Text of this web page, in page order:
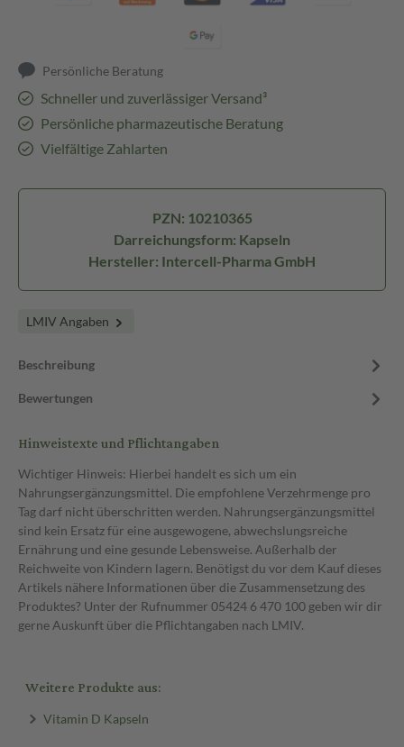
Persönliche Beratung
Schneller und zuverlässiger Versand³
Persönliche pharmazeutische Beratung
Vielfältige Zahlarten
PZN: 10210365
Darreichungsform: Kapseln
Hersteller: Intercell-Pharma GmbH
LMIV Angaben
Beschreibung
Bewertungen
Hinweistexte und Pflichtangaben
Wichtiger Hinweis: Hierbei handelt es sich um ein
Nahrungsergänzungsmittel. Die empfohlene Verzehrmenge pro
Tag darf nicht überschritten werden. Nahrungsergänzungsmittel
sind kein Ersatz für eine ausgewogene, abwechslungsreiche
Ernährung und eine gesunde Lebensweise. Außerhalb der
Reichweite von Kindern lagern. Benötigst du vor dem Kauf dieses
Artikels nähere Informationen über die Zusammensetzung des
Produktes? Unter der Rufnummer 05424 6 470 100 geben wir dir
gerne Auskunft über die Pflichtangaben nach LMIV.
Weitere Produkte aus:
Vitamin D Kapseln